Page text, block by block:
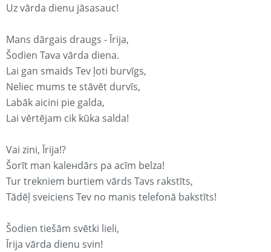
Uz vārda dienu jāsasauc!
Mans dārgais draugs - Īrija,
Šodien Tava vārda diena.
Lai gan smaids Tev ļoti burvīgs,
Neliec mums te stāvēt durvīs,
Labāk aicini pie galda,
Lai vērtējam cik kūka salda!
Vai zini, Īrija!?
Šorīt man kaleнdārs pa acīm belza!
Tur trekniem burtiem vārds Tavs rakstīts,
Tādēļ sveiciens Tev no manis telefonā bakstīts!
Šodien tiešām svētki lieli,
Īrija vārda dienu svin!